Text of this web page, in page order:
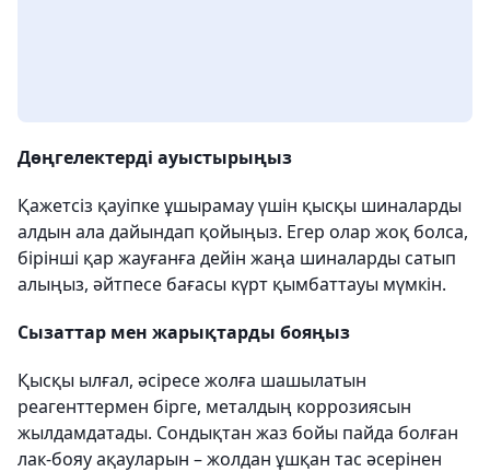
Дөңгелектерді ауыстырыңыз
Қажетсіз қауіпке ұшырамау үшін қысқы шиналарды
алдын ала дайындап қойыңыз. Егер олар жоқ болса,
бірінші қар жауғанға дейін жаңа шиналарды сатып
алыңыз, әйтпесе бағасы күрт қымбаттауы мүмкін.
Сызаттар мен жарықтарды бояңыз
Қысқы ылғал, әсіресе жолға шашылатын
реагенттермен бірге, металдың коррозиясын
жылдамдатады. Сондықтан жаз бойы пайда болған
лак-бояу ақауларын – жолдан ұшқан тас әсерінен